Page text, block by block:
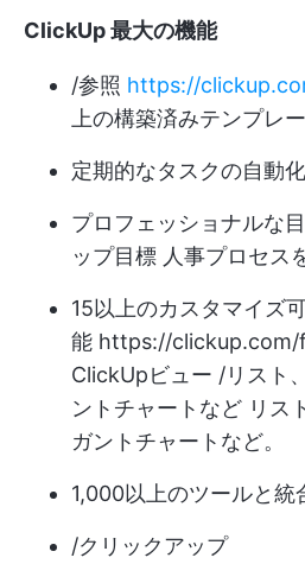
ClickUp 最大の機能
/参照 https://
上の構築済みテンプレ
定期的なタスクの自動化
プロフェッショナルな
ップ目標 人事プロセス
15以上のカスタマイズ
能 https://
ClickUpビュー /リスト
ントチャートなど リス
ガントチャートなど。
1,000以上のツールと統
/クリックアップ